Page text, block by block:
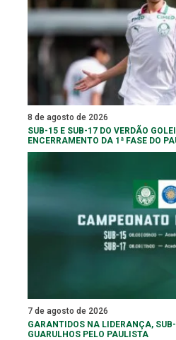
8 de agosto de 2026
SUB-15 E SUB-17 DO VERDÃO
ENCERRAMENTO DA 1ª FASE DO
7 de agosto de 2026
GARANTIDOS NA LIDERANÇA,
GUARULHOS PELO PAULISTA